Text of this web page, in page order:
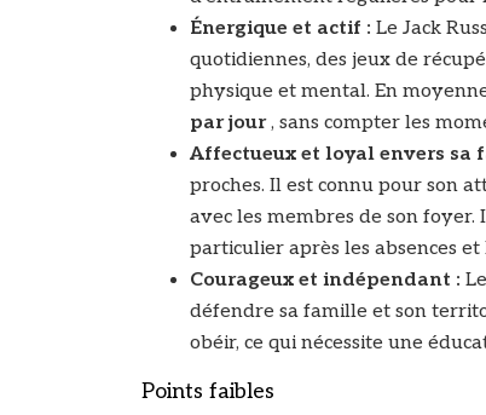
Énergique et actif : Le Jack
quotidiennes, des jeux de
physique et mental. En
par jour, sans compter les
Affectueux et loyal envers sa
proches. Il est connu pour son
avec les membres de son
particulier après les absences
Courageux et indépendant :
défendre sa famille et son
obéir, ce qui nécessite une
Points faibles